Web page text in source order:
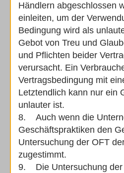
Händlern abgeschlossen
einleiten, um der
Bedingung wird als
Gebot von Treu und
und Pflichten beider
verursacht. Ein
Vertragsbedingung mit
Letztendlich kann nur ein
unlauter ist.
8. Auch wenn die
Geschäftspraktiken den
Untersuchung der OFT
zugestimmt.
9. Die Untersuchung der